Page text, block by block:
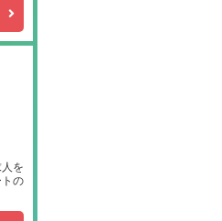
を
の